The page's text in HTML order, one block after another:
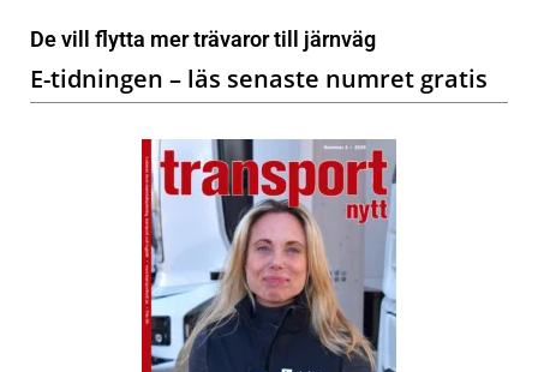
De vill flytta mer trävaror till järnväg
E-tidningen – läs senaste numret gratis